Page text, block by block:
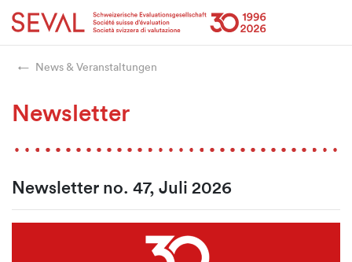
Startseite
Weiter zur Hauptnavigation
Weiter zum Inhalt
Weiter zur Kontaktseite
Weiter zur Sitemap
Weiter zur Suche
Weiter zum Login SEVAL
News & Veranstaltungen
Newsletter
Newsletter no. 47, Juli 2026